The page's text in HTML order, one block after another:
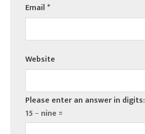
Email*
Website
Please enter an answer in digits:
15 − nine =